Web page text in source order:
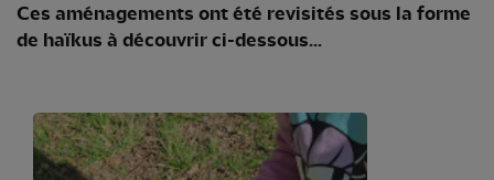
Ces aménagements ont été revisités sous la forme
de haïkus à découvrir ci-dessous...